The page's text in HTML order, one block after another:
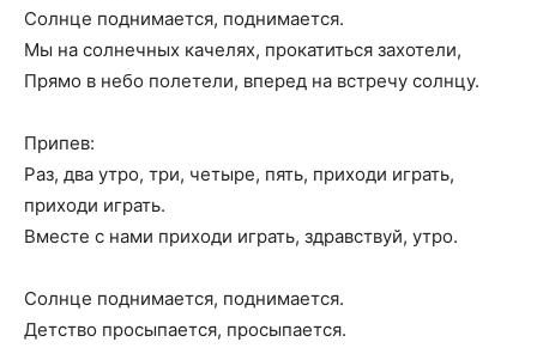
Солнце поднимается, поднимается.
Мы на солнечных качелях, прокатиться захотели,
Прямо в небо полетели, вперед на встречу солнцу.
Припев:
Раз, два утро, три, четыре, пять, приходи играть,
приходи играть.
Вместе с нами приходи играть, здравствуй, утро.
Солнце поднимается, поднимается.
Детство просыпается, просыпается.